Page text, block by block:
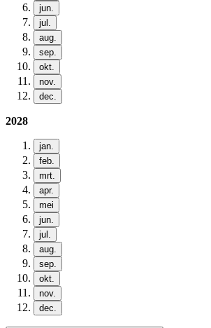
jun.
jul.
aug.
sep.
okt.
nov.
dec.
2028
jan.
feb.
mrt.
apr.
mei
jun.
jul.
aug.
sep.
okt.
nov.
dec.